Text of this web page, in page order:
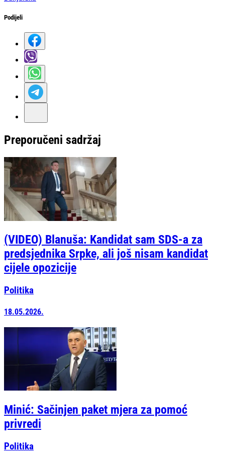
Podijeli
Preporučeni sadržaj
(VIDEO) Blanuša: Kandidat sam SDS-a za
predsjednika Srpke, ali još nisam kandidat
cijele opozicije
Politika
18.05.2026.
Minić: Sačinjen paket mjera za pomoć
privredi
Politika